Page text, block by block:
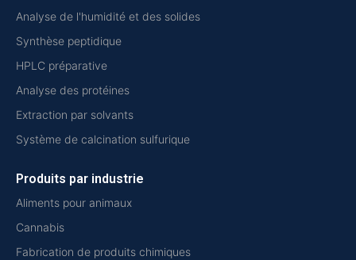
Analyse de l'humidité et des solides
Synthèse peptidique
HPLC préparative
Analyse des protéines
Extraction par solvants
Système de calcination sulfurique
Produits par industrie
Aliments pour animaux
Cannabis
Fabrication de produits chimiques